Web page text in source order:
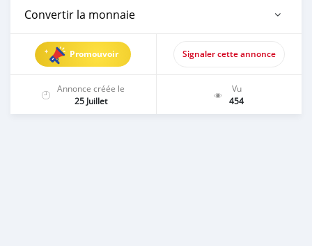
Convertir la monnaie
Promouvoir Signaler cette annonce
Annonce créée le
25 Juillet
Vu
454